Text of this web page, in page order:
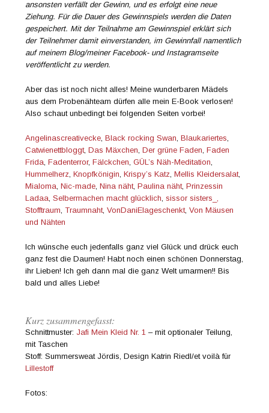
Fotos:
Verlinkt bei:
ab 12.04.2019
Veröffentlicht in Allgemein Sew
Markiert mitDu für dich am Donnerstag,E-Book,et voilá,first
pattern,Gewinnspiel,Jafi,Jördis,Lillelieblinks,Lillestoff, mein
erstes Schnittmuster,Mein Kleid Nr. 1,Rock mit Kellerfalte,Sew
Beitrags-Navigation
←Ältere Artikel
Suchen
NEUESTE BEITRÄGE
Spezial-Workshop Coverlock
Kerah und Petali
Masters of terrifying witchcraft